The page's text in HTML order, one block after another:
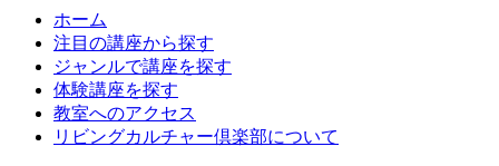
ホーム
注目の講座から探す
ジャンルで講座を探す
体験講座を探す
教室へのアクセス
リビングカルチャー倶楽部について